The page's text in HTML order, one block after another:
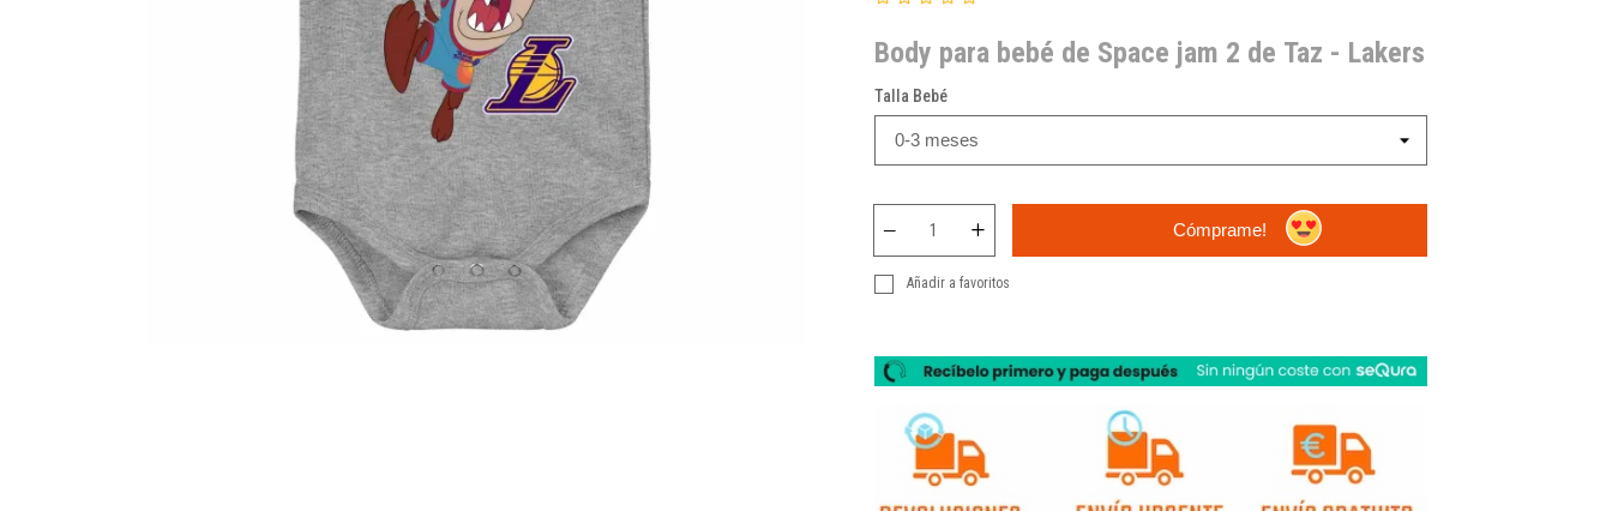
Body para bebé de Space jam 2 de Taz - Lakers
Talla Bebé
Cómprame!
Añadir a favoritos